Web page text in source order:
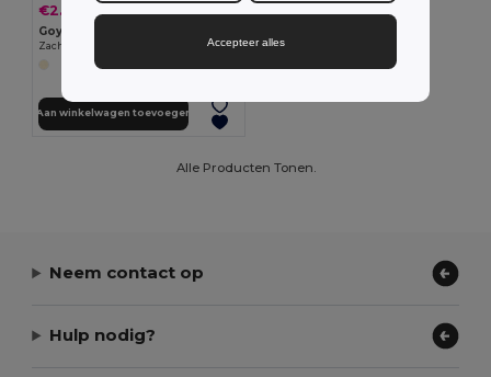
€2.74 -3%
Goya 53512
Zachte Sokken van Pluizige Stof met Aanpasbaar Label SOKKER
Aan winkelwagen toevoegen
Alle Producten Tonen.
Neem contact op
Hulp nodig?
Accepteer alles